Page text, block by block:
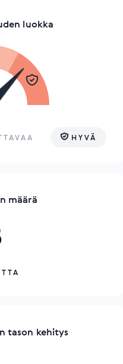
luokka
HYVÄ
määrä
tason kehitys